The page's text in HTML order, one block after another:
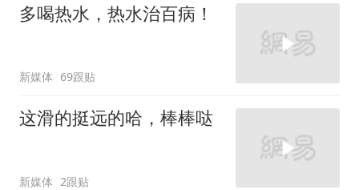
多喝热水，热水治百病！
新媒体 69跟贴
这滑的挺远的哈，棒棒哒
新媒体 2跟贴